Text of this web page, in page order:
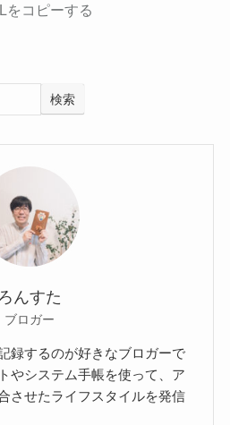
をコピーする
検索
ろんすた
ブロガー
録するのが好きなブロガーで
やシステム手帳を使って、ア
させたライフスタイルを発信